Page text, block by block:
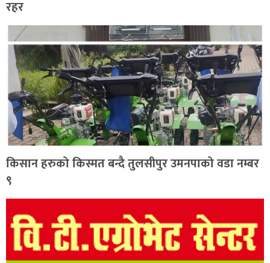
रहर
किसान हरुको किस्मत बन्दै तुलसीपुर उमनपाको वडा नम्बर
९